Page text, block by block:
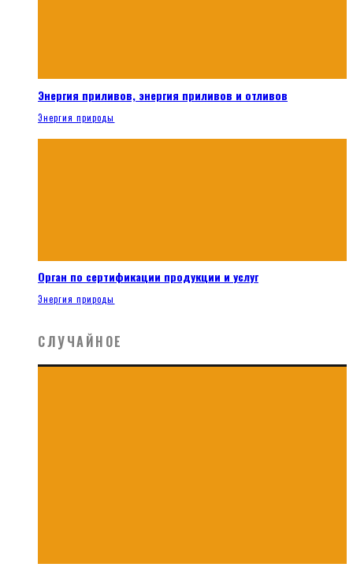
Энергия приливов, энергия приливов и отливов
Энергия природы
Орган по сертификации продукции и услуг
Энергия природы
СЛУЧАЙНОЕ